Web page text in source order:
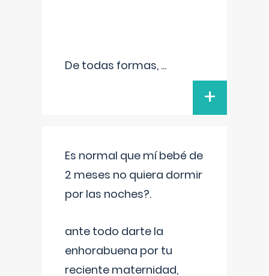
De todas formas, ...
+
Es normal que mí bebé de
2 meses no quiera dormir
por las noches?.
ante todo darte la
enhorabuena por tu
reciente maternidad,